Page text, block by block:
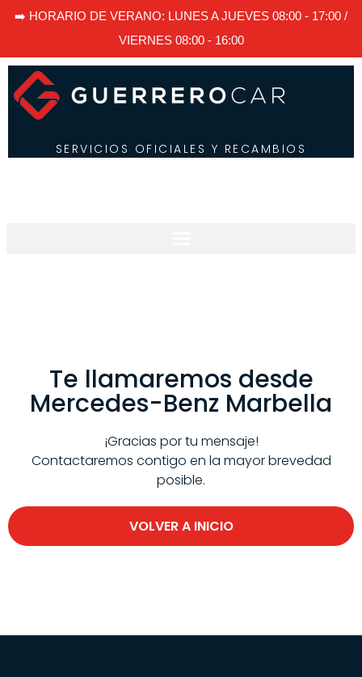
➡️ HORARIO DE VERANO: LUNES A JUEVES 08:00 - 17:00 /
VIERNES 08:00 - 16:00
SERVICIOS OFICIALES Y RECAMBIOS
Te llamaremos desde
Mercedes-Benz Marbella
¡Gracias por tu mensaje!
Contactaremos contigo en la mayor brevedad
posible.
VOLVER A INICIO